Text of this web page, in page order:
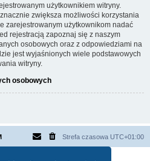
użytkownikiem witryny.
zwiększa możliwości korzystania
zarejestrowanym użytkownikom nadać
rejestracją zapoznaj się z naszym
osobowych oraz z odpowiedziami na
jest wyjaśnionych wiele podstawowych
witryny.
osobowych
Strefa czasowa UTC+01:00